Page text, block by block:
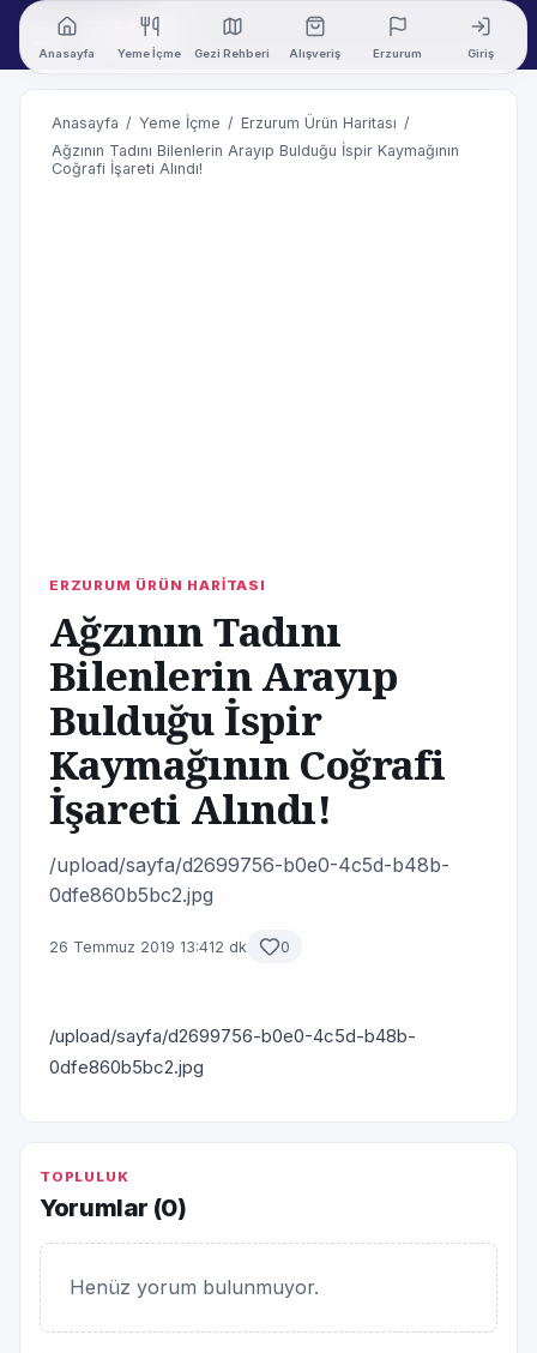
Anasayfa Yeme İçme Gezi Rehberi Alışveriş Erzurum Giriş
Anasayfa / Yeme İçme / Erzurum Ürün Haritası /
Ağzının Tadını Bilenlerin Arayıp Bulduğu İspir Kaymağının
Coğrafi İşareti Alındı!
ERZURUM ÜRÜN HARİTASI
Ağzının Tadını
Bilenlerin Arayıp
Bulduğu İspir
Kaymağının Coğrafi
İşareti Alındı!
/upload/sayfa/d2699756-b0e0-4c5d-b48b-
0dfe860b5bc2.jpg
26 Temmuz 2019 13:412 dk 0
/upload/sayfa/d2699756-b0e0-4c5d-b48b-
0dfe860b5bc2.jpg
TOPLULUK
Yorumlar (0)
Henüz yorum bulunmuyor.